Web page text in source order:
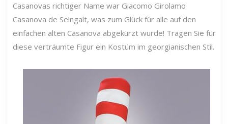
Casanovas richtiger Name war Giacomo Girolamo
Casanova de Seingalt, was zum Glück für alle auf den
einfachen alten Casanova abgekürzt wurde! Tragen Sie für
diese verträumte Figur ein Kostüm im georgianischen Stil.